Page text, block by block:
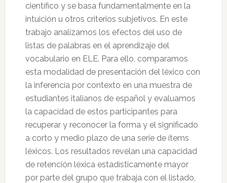
científico y se basa fundamentalmente en la
intuición u otros criterios subjetivos. En este
trabajo analizamos los efectos del uso de
listas de palabras en el aprendizaje del
vocabulario en ELE. Para ello, comparamos
esta modalidad de presentación del léxico con
la inferencia por contexto en una muestra de
estudiantes italianos de español y evaluamos
la capacidad de estos participantes para
recuperar y reconocer la forma y el significado
a corto y medio plazo de una serie de ítems
léxicos. Los resultados revelan una capacidad
de retención léxica estadísticamente mayor
por parte del grupo que trabaja con el listado,